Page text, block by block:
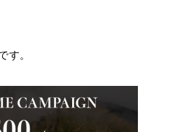
す。